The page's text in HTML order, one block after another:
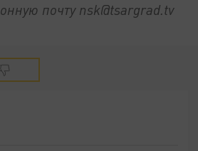
почту nsk@tsargrad.tv